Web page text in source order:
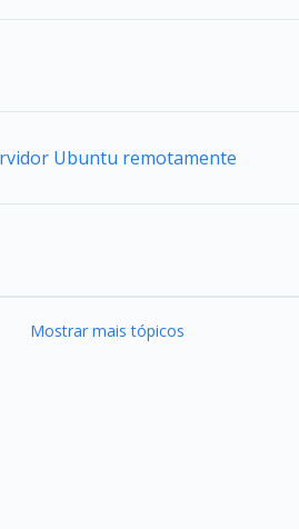
Ubuntu remotamente
Mostrar mais tópicos